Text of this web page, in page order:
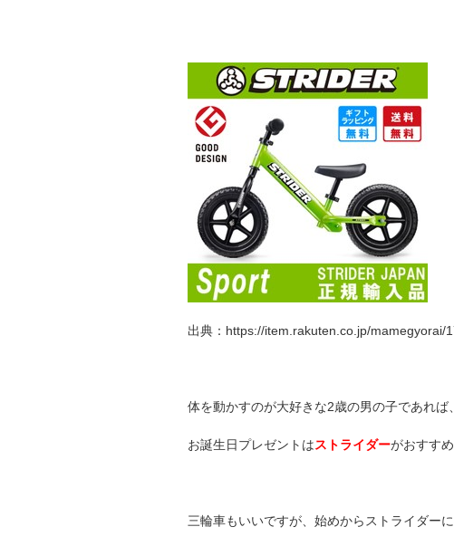
出典：https://item.rakuten.co.jp/mamegyorai/
体を動かすのが大好きな2歳の男の子であれば、
お誕生日プレゼントはストライダーがおすすめ
三輪車もいいですが、始めからストライダー